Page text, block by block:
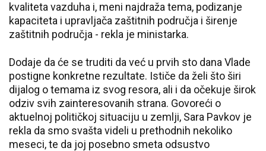
kvaliteta vazduha i, meni najdraža tema, podizanje
kapaciteta i upravljača zaštitnih područja i širenje
zaštitnih područja - rekla je ministarka.
Dodaje da će se truditi da već u prvih sto dana Vlade
postigne konkretne rezultate. Ističe da želi što širi
dijalog o temama iz svog resora, ali i da očekuje širok
odziv svih zainteresovanih strana. Govoreći o
aktuelnoj političkoj situaciju u zemlji, Sara Pavkov je
rekla da smo svašta videli u prethodnih nekoliko
meseci, te da joj posebno smeta odsustvo